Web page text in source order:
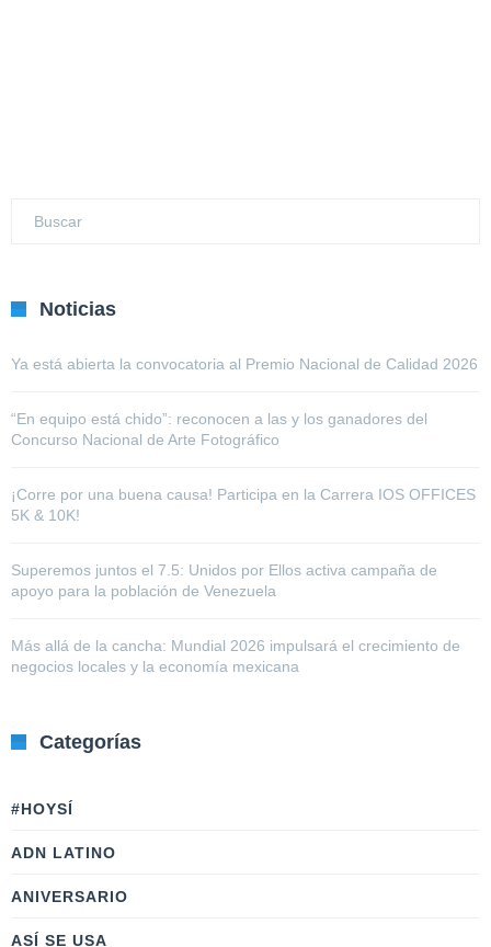
Noticias
Ya está abierta la convocatoria al Premio Nacional de Calidad 2026
“En equipo está chido”: reconocen a las y los ganadores del
Concurso Nacional de Arte Fotográfico
¡Corre por una buena causa! Participa en la Carrera IOS OFFICES
5K & 10K!
Superemos juntos el 7.5: Unidos por Ellos activa campaña de
apoyo para la población de Venezuela
Más allá de la cancha: Mundial 2026 impulsará el crecimiento de
negocios locales y la economía mexicana
Categorías
#HOYSÍ
ADN LATINO
ANIVERSARIO
ASÍ SE USA